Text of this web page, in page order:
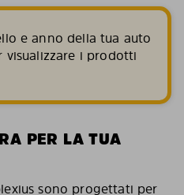
e anno della tua auto
i prodotti
PER LA TUA
sono progettati per